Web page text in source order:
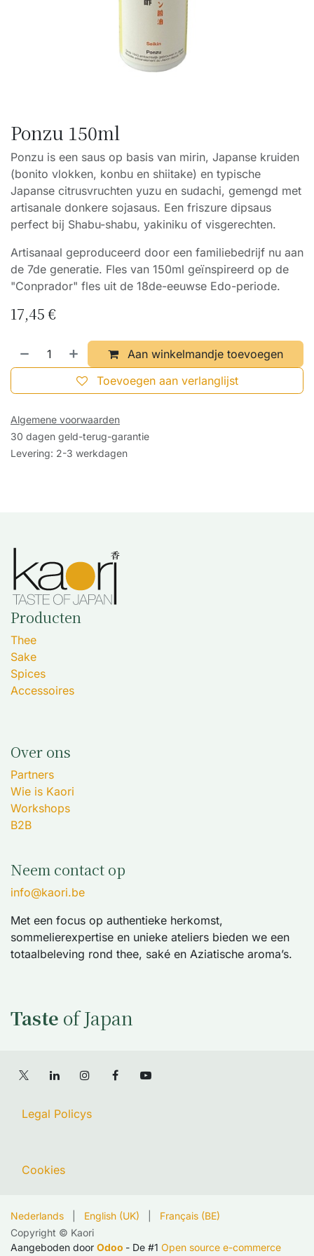
Ponzu 150ml
Ponzu is een saus op basis van mirin, Japanse kruiden
(bonito vlokken, konbu en shiitake) en typische
Japanse citrusvruchten yuzu en sudachi, gemengd met
artisanale donkere sojasaus. Een friszure dipsaus
perfect bij Shabu-shabu, yakiniku of visgerechten.
Artisanaal geproduceerd door een familiebedrijf nu aan
de 7de generatie. Fles van 150ml geïnspireerd op de
"Conprador" fles uit de 18de-eeuwse Edo-periode.
17,45€
Aan winkelmandje toevoegen
Toevoegen aan verlanglijst
Algemene voorwaarden
30 dagen geld-terug-garantie
Levering: 2-3 werkdagen
Producten
Thee
Sake
Spices
Accessoires
Over ons
Partners
Wie is Kaori
Workshops
B2B
Neem contact op
info@kaori.be
Met een focus op authentieke herkomst,
sommelierexpertise en unieke ateliers bieden we een
totaalbeleving rond thee, saké en Aziatische aroma’s.
Taste of Japan
Legal Policys
Cookies
Copyright © Kaori
Nederlands English (UK) Français (BE)
Aangeboden door Odoo - De #1 Open source e-commerce